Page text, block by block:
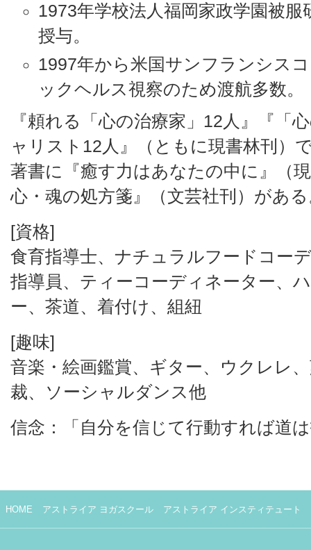
1973年学校法人福岡家政学園被服
授与。
1997年から米国サンフランシス
ックヘルス視察のため渡航多数。
『頼れる「心の治療家」12人』『「
ャリスト12人』（ともに現書林刊）
著書に『癒す力はあなたの中に』（
心・魂の処方箋』（文芸社刊）があ
[資格]
食育指導士、ナチュラルフードコー
指導員、ティーコーディネーター、
ー、茶道、着付け、組紐
[趣味]
音楽・絵画鑑賞、ギター、ウクレレ
裁、ソーシャルダンス他
信念：「自分を信じて行動すれば道
HOME アストライア ヨガスクール アストライア インスティテュート